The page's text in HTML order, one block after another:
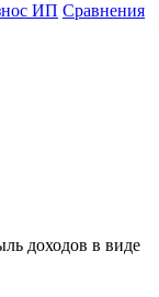
ИП Сравнения
доходов в виде